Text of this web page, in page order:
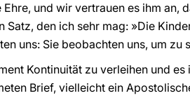
und wir vertrauen es ihm an,
Satz, den ich sehr mag: »Die
uns: Sie beobachten uns, um zu
Kontinuität zu verleihen und
Brief, vielleicht ein